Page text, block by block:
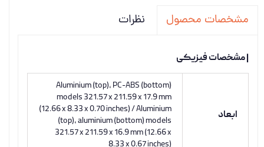
مشخصات محصول نظرات
| مشخصات فیزیکی
ابعاد
Aluminium (top), PC-ABS (bottom)
models 321.57 x 211.59 x 17.9 mm
(12.66 x 8.33 x 0.70 inches) / Aluminium
(top), aluminium (bottom) models
321.57 x 211.59 x 16.9 mm (12.66 x